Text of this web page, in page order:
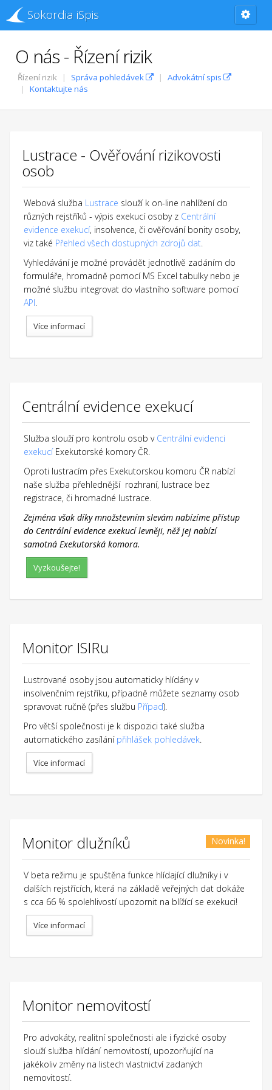
Sokordia iSpis
O nás - Řízení rizik
Řízení rizik Správa pohledávek
Advokátní spis
Kontaktujte nás
Lustrace - Ověřování rizikovosti
osob
Webová služba Lustrace slouží k on-line nahlížení do
různých rejstříků - výpis exekucí osoby z Centrální
evidence exekucí, insolvence, či ověřování bonity osoby,
viz také Přehled všech dostupných zdrojů dat.
Vyhledávání je možné provádět jednotlivě zadáním do
formuláře, hromadně pomocí MS Excel tabulky nebo je
možné službu integrovat do vlastního software pomocí
API.
Více informací
Centrální evidence exekucí
Služba slouží pro kontrolu osob v Centrální evidenci
exekucíExekutorské komory ČR.
Oproti lustracím přes Exekutorskou komoru ČR nabízí
naše služba přehlednější rozhraní, lustrace bez
registrace, či hromadné lustrace.
Zejména však díky množstevním slevám nabízíme přístup
do Centrální evidence exekucí levněji, něž jej nabízí
samotná Exekutorská komora.
Vyzkoušejte!
Monitor ISIRu
Lustrované osoby jsou automaticky hlídány v
insolvenčním rejstříku, případně můžete seznamy osob
spravovat ručně (přes službu Případ).
Pro větší společnosti je k dispozici také služba
automatického zasílání přihlášek pohledávek.
Více informací
Monitor dlužníků Novinka!
V beta režimu je spuštěna funkce hlídající dlužníky i v
dalších rejstřících, která na základě veřejných dat dokáže
s cca 66 % spolehlivostí upozornit na blížící se exekuci!
Více informací
Monitor nemovitostí
Pro advokáty, realitní společnosti ale i fyzické osoby
slouží služba hlídání nemovitostí, upozorňující na
jakékoliv změny na listech vlastnictví zadaných
nemovitostí.